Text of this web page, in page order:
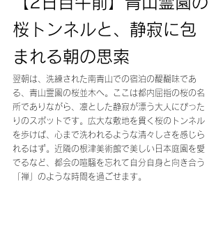
桜トンネルと、静寂に包
まれる朝の思索
翌朝は、洗練された南青山での宿泊の醍醐味であ
る、青山霊園の桜並木へ。ここは都内屈指の桜の名
所でありながら、凛とした静寂が漂う大人にぴった
りのスポットです。広大な敷地を貫く桜のトンネル
を歩けば、心まで洗われるような清々しさを感じら
れるはず。近隣の根津美術館で美しい日本庭園を愛
でるなど、都会の喧騒を忘れて自分自身と向き合う
「禅」のような時間を過ごせます。